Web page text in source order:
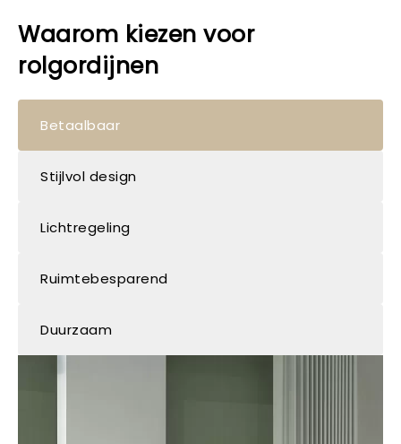
Waarom kiezen voor
rolgordijnen
Betaalbaar
Stijlvol design
Lichtregeling
Ruimtebesparend
Duurzaam